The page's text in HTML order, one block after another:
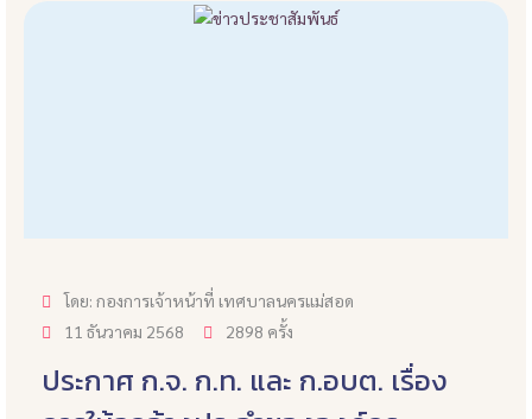
โดย: กองการเจ้าหน้าที่ เทศบาลนครแม่สอด
11 ธันวาคม 2568
2898 ครั้ง
ประกาศ ก.จ. ก.ท. และ ก.อบต. เรื่อง